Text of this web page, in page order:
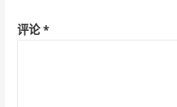
评论*